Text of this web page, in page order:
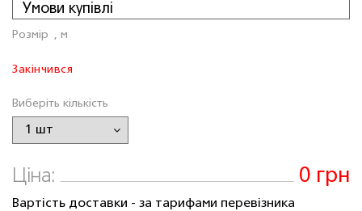
Умови купівлі
Розмiр , м
Закінчився
Виберіть кількість
Ціна: 0 грн
Вартість доставки - за тарифами перевізника